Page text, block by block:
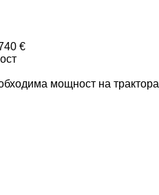
€
мощност на трактора